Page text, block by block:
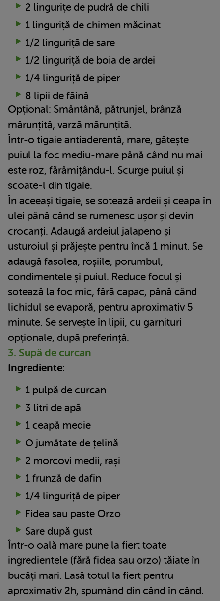
2 lingurițe de pudră de chili
1 linguriță de chimen măcinat
1/2 linguriță de sare
1/2 linguriță de boia de ardei
1/4 linguriță de piper
8 lipii de făină
Opțional: Smântână, pătrunjel, brânză
mărunțită, varză mărunțită.
Într-o tigaie antiaderentă, mare, gătește
puiul la foc mediu-mare până când nu mai
este roz, fărâmițându-l. Scurge puiul și
scoate-l din tigaie.
În aceeași tigaie, se sotează ardeii și ceapa în
ulei până când se rumenesc ușor și devin
crocanți. Adaugă ardeiul jalapeno și
usturoiul și prăjește pentru încă 1 minut. Se
adaugă fasolea, roșiile, porumbul,
condimentele și puiul. Reduce focul și
sotează la foc mic, fără capac, până când
lichidul se evaporă, pentru aproximativ 5
minute. Se servește în lipii, cu garnituri
opționale, după preferință.
3. Supă de curcan
Ingrediente:
1 pulpă de curcan
3 litri de apă
1 ceapă medie
O jumătate de țelină
2 morcovi medii, rași
1 frunză de dafin
1/4 linguriță de piper
Fidea sau paste Orzo
Sare după gust
Într-o oală mare pune la fiert toate
ingredientele (fără fidea sau orzo) tăiate în
bucăți mari. Lasă totul la fiert pentru
aproximativ 2h, spumând din când în când.